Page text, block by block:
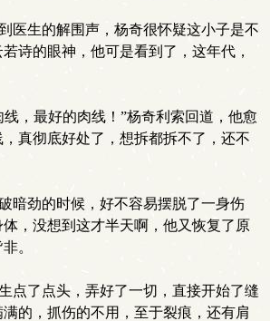
医生的解围声，杨奇很怀疑这小子是不
诗的眼神，他可是看到了，这年代，
线，最好的肉线！”杨奇利索回道，他愈
真彻底好处了，想拆都拆不了，还不
暗劲的时候，好不容易摆脱了一身伤
，没想到这才半天啊，他又恢复了原
。
点了点头，弄好了一切，直接开始了缝
的，抓伤的不用，至于裂痕，还有肩